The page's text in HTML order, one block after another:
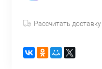
Рассчитать доставку